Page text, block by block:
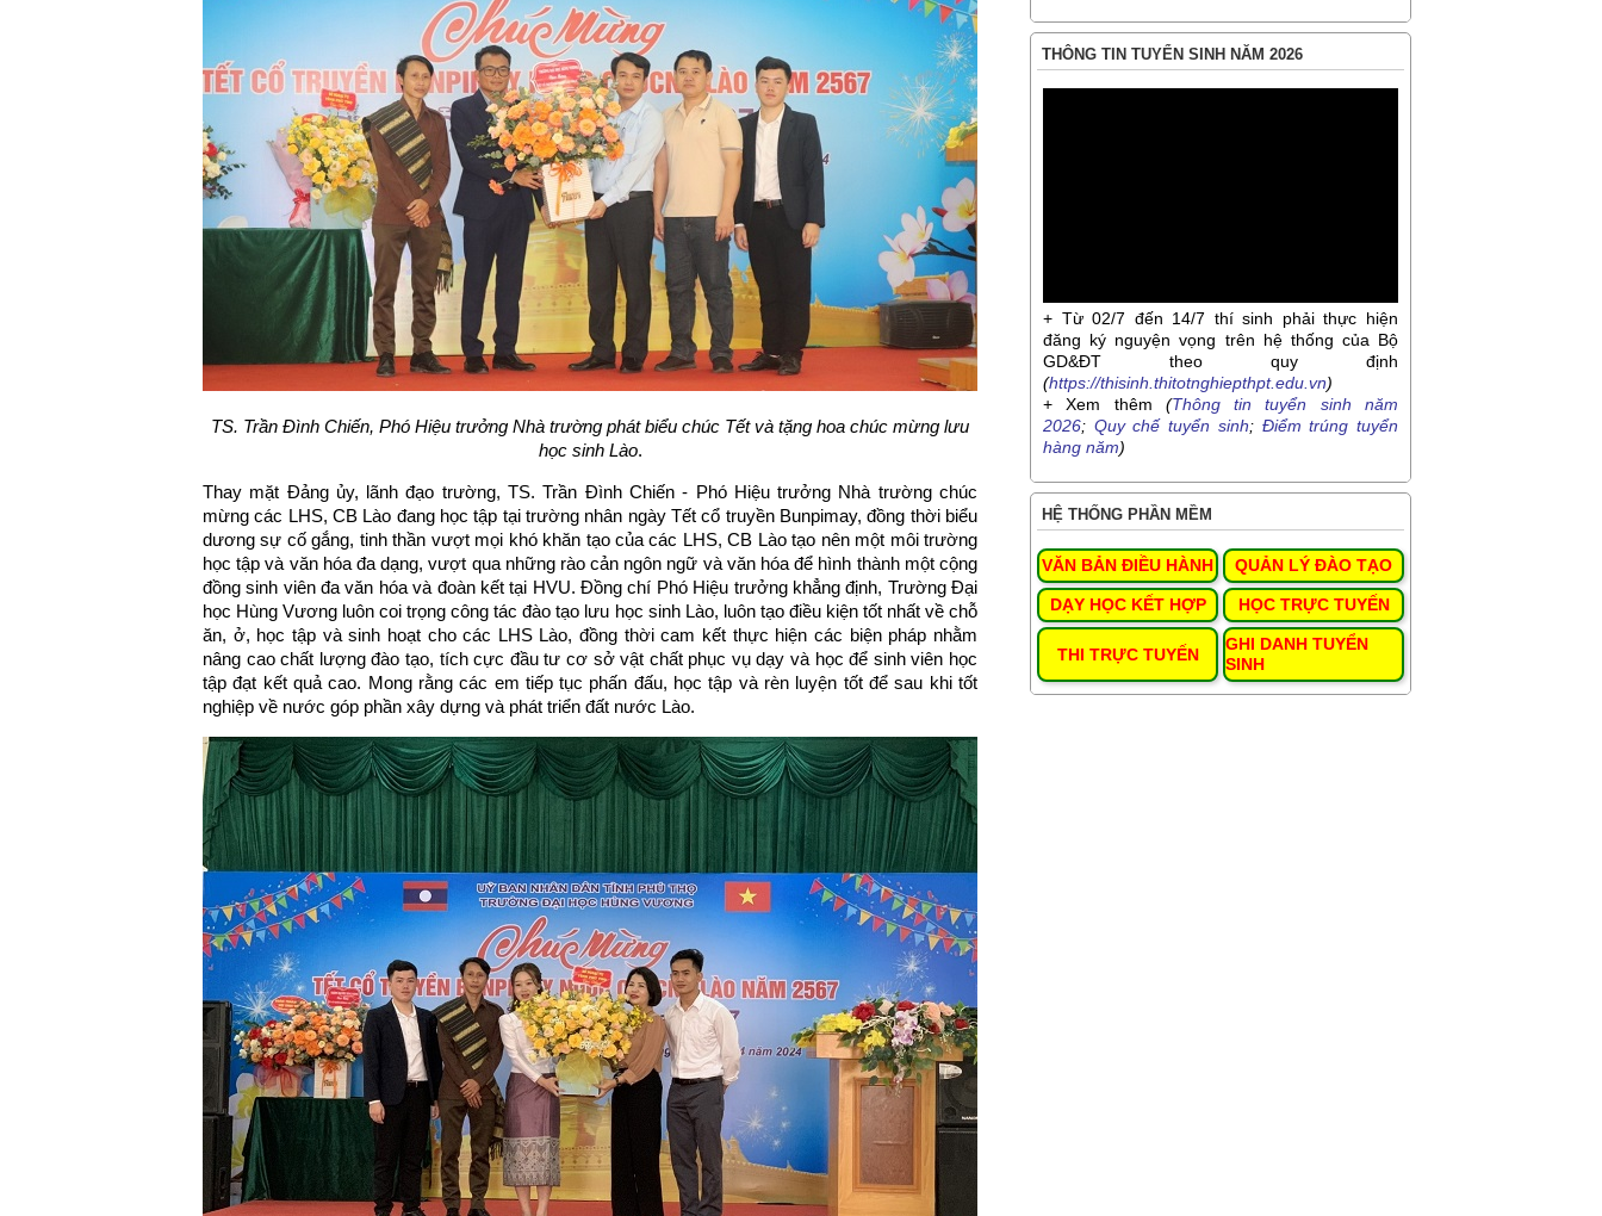
TS. Trần Đình Chiến, Phó Hiệu trưởng Nhà trường phát biểu chúc Tết và tặng hoa chúc mừng lưu
học sinh Lào.
Thay mặt Đảng ủy, lãnh đạo trường, TS. Trần Đình Chiến - Phó Hiệu trưởng Nhà trường chúc
mừng các LHS, CB Lào đang học tập tại trường nhân ngày Tết cổ truyền Bunpimay, đồng thời biểu
dương sự cố gắng, tinh thần vượt mọi khó khăn tạo của các LHS, CB Lào tạo nên một môi trường
học tập và văn hóa đa dạng, vượt qua những rào cản ngôn ngữ và văn hóa để hình thành một cộng
đồng sinh viên đa văn hóa và đoàn kết tại HVU. Đồng chí Phó Hiệu trưởng khẳng định, Trường Đại
học Hùng Vương luôn coi trọng công tác đào tạo lưu học sinh Lào, luôn tạo điều kiện tốt nhất về chỗ
ăn, ở, học tập và sinh hoạt cho các LHS Lào, đồng thời cam kết thực hiện các biện pháp nhằm
nâng cao chất lượng đào tạo, tích cực đầu tư cơ sở vật chất phục vụ dạy và học để sinh viên học
tập đạt kết quả cao. Mong rằng các em tiếp tục phấn đấu, học tập và rèn luyện tốt để sau khi tốt
nghiệp về nước góp phần xây dựng và phát triển đất nước Lào.
THÔNG TIN TUYỂN SINH NĂM 2026
+ Từ 02/7 đến 14/7 thí sinh phải thực hiện
đăng ký nguyện vọng trên hệ thống của Bộ
GD&ĐT theo quy định
(https://thisinh.thitotnghiepthpt.edu.vn)
+ Xem thêm (Thông tin tuyển sinh năm
2026; Quy chế tuyển sinh; Điểm trúng tuyển
hàng năm)
HỆ THỐNG PHẦN MỀM
VĂN BẢN ĐIỀU HÀNH QUẢN LÝ ĐÀO TẠO
DẠY HỌC KẾT HỢP HỌC TRỰC TUYẾN
THI TRỰC TUYẾN
GHI DANH TUYỂN
SINH